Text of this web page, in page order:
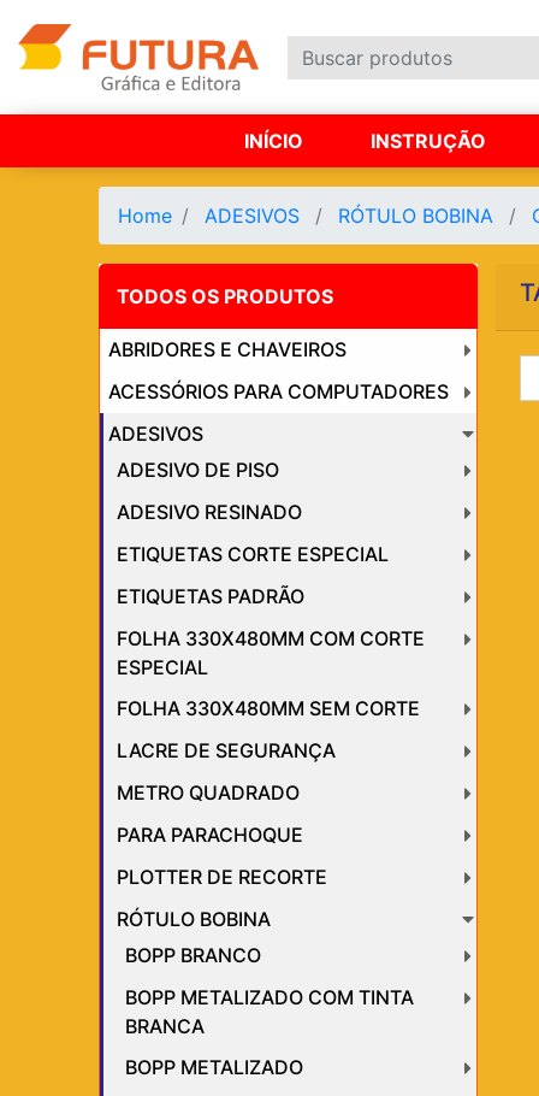
INÍCIO INSTRUÇÃO
Home ADESIVOS RÓTULO BOBINA
TODOS OS PRODUTOS
ABRIDORES E CHAVEIROS
ACESSÓRIOS PARA COMPUTADORES
ADESIVOS
ADESIVO DE PISO
ADESIVO RESINADO
ETIQUETAS CORTE ESPECIAL
ETIQUETAS PADRÃO
FOLHA 330X480MM COM CORTE
ESPECIAL
FOLHA 330X480MM SEM CORTE
LACRE DE SEGURANÇA
METRO QUADRADO
PARA PARACHOQUE
PLOTTER DE RECORTE
RÓTULO BOBINA
BOPP BRANCO
BOPP METALIZADO COM TINTA
BRANCA
BOPP METALIZADO